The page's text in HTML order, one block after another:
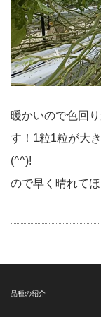
暖かいので色回
す！1粒1粒が大
(^^)! でも
ので早く晴
品種の紹介